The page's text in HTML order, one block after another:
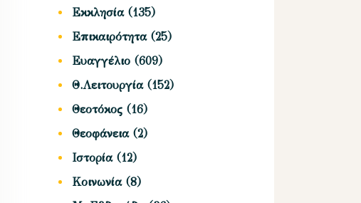
Εκκλησία(135)
Επικαιρότητα(25)
Ευαγγέλιο (609)
Θ.Λειτουργία(152)
Θεοτόκος (16)
Θεοφάνεια(2)
Ιστορία(12)
Κοινωνία(8)